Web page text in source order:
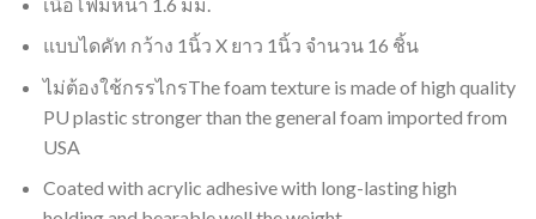
แบบไดคัท กว้าง 1นิ้ว X ยาว 1นิ้ว จำนวน 16 ชิ้น
ไม่ต้องใช้กรรไกรThe foam texture is made of high quality
PU plastic stronger than the general foam imported from
USA
Coated with acrylic adhesive with long-lasting high